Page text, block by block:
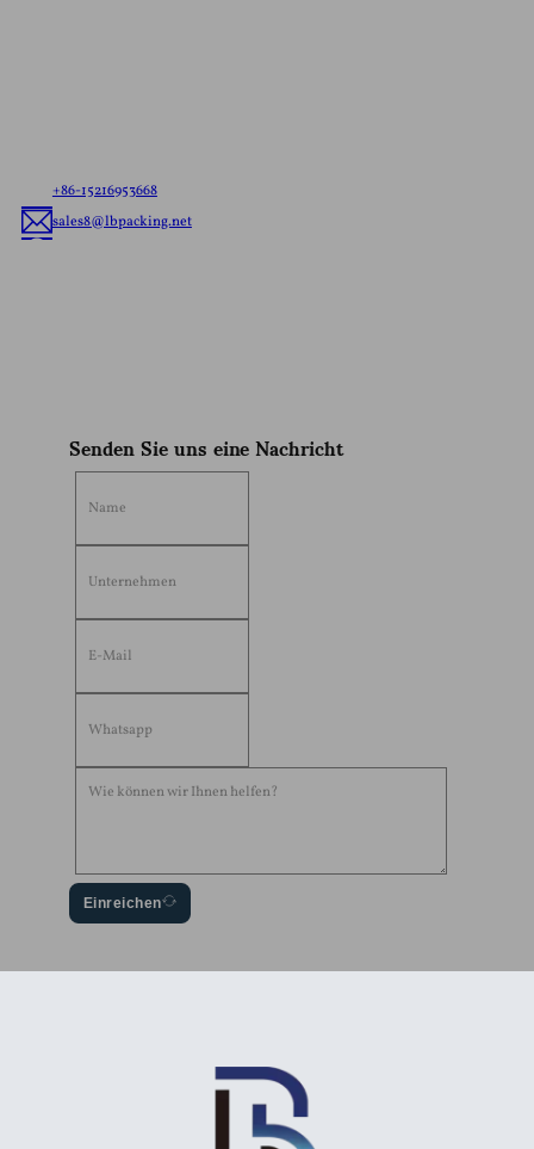
+86-15216953668
sales8@lbpacking.net
Senden Sie uns eine Nachricht
Einreichen